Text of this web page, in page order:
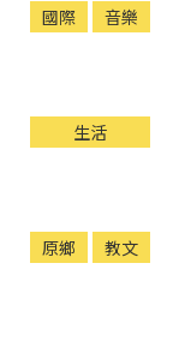
國際 音樂
生活
原鄉 教文